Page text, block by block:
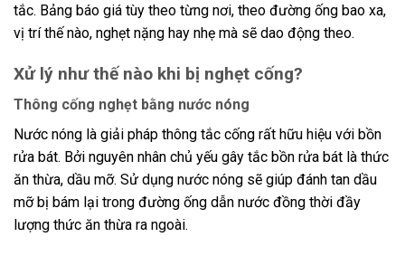
tắc. Bảng báo giá tùy theo từng nơi, theo đường ống bao xa,
vị trí thế nào, nghẹt nặng hay nhẹ mà sẽ dao động theo.
Xử lý như thế nào khi bị nghẹt cống?
Thông cống nghẹt bằng nước nóng
Nước nóng là giải pháp thông tắc cống rất hữu hiệu với bồn
rửa bát. Bởi nguyên nhân chủ yếu gây tắc bồn rửa bát là thức
ăn thừa, dầu mỡ. Sử dụng nước nóng sẽ giúp đánh tan dầu
mỡ bị bám lại trong đường ống dẫn nước đồng thời đầy
lượng thức ăn thừa ra ngoài.